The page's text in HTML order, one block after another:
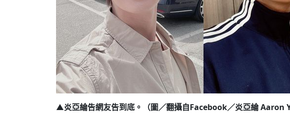
▲炎亞綸告網友告到底。（圖／翻攝自Facebook／炎亞綸 Aaron